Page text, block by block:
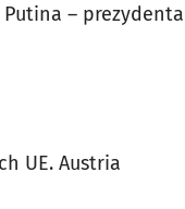
– prezydenta
UE. Austria